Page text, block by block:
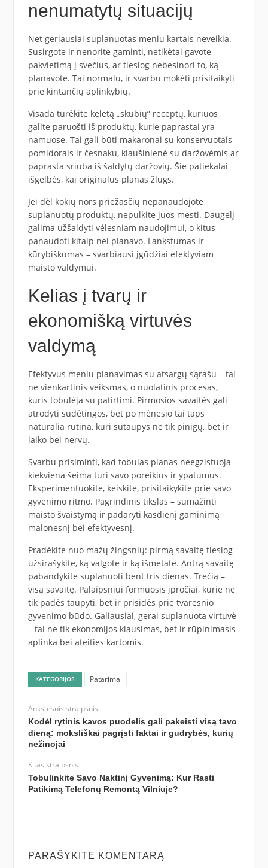
nenumatytų situacijų
Net geriausiai suplanuotas meniu kartais neveikia.
Susirgote ir nenorite gaminti, netikėtai gavote
pakvietimą į svečius, ar tiesiog nebesinori to, ką
planavote. Tai normalu, ir svarbu mokėti prisitaikyti
prie kintančių aplinkybių.
Visada turėkite keletą „skubių” receptų, kuriuos
galite paruošti iš produktų, kurie paprastai yra
namuose. Tai gali būti makaronai su konservuotais
pomidorais ir česnaku, kiaušinienė su daržovėmis ar
paprasta sriuba iš šaldytų daržovių. Šie patiekalai
išgelbės, kai originalus planas žlugs.
Jei dėl kokių nors priežasčių nepanaudojote
suplanuotų produktų, nepulkite juos mesti. Daugelį
galima užšaldyti vėlesniam naudojimui, o kitus –
panaudoti kitaip nei planavo. Lankstumas ir
kūrybiškumas – svarbiausi įgūdžiai efektyviam
maisto valdymui.
Kelias į tvarų ir
ekonomišką virtuvės
valdymą
Efektyvus meniu planavimas su atsargų sąrašu – tai
ne vienkartinis veiksmas, o nuolatinis procesas,
kuris tobulėja su patirtimi. Pirmosios savaitės gali
atrodyti sudėtingos, bet po mėnesio tai taps
natūralia rutina, kuri sutaupys ne tik pinigų, bet ir
laiko bei nervų.
Svarbu prisiminti, kad tobulas planas neegzistuoja –
kiekviena šeima turi savo poreikius ir ypatumus.
Eksperimentuokite, keiskite, prisitaikykite prie savo
gyvenimo ritmo. Pagrindinis tikslas – sumažinti
maisto švaistymą ir padaryti kasdienį gaminimą
malonesnį bei efektyvesnį.
Pradėkite nuo mažų žingsnių: pirmą savaitę tiesiog
užsirašykite, ką valgote ir ką išmetate. Antrą savaitę
pabandykite suplanuoti bent tris dienas. Trečią –
visą savaitę. Palaipsniui formuosis įpročiai, kurie ne
tik padės taupyti, bet ir prisidės prie tvaresnio
gyvenimo būdo. Galiausiai, gerai suplanuota virtuvė
– tai ne tik ekonomijos klausimas, bet ir rūpinimasis
aplinka bei ateities kartomis.
KATEGORIJOS Patarimai
Ankstesnis straipsnis
Kodėl rytinis kavos puodelis gali pakeisti visą tavo
dieną: moksliškai pagrįsti faktai ir gudrybės, kurių
nežinojai
Kitas straipsnis
Tobulinkite Savo Naktinį Gyvenimą: Kur Rasti
Patikimą Telefonų Remontą Vilniuje?
PARAŠYKITE KOMENTARĄ